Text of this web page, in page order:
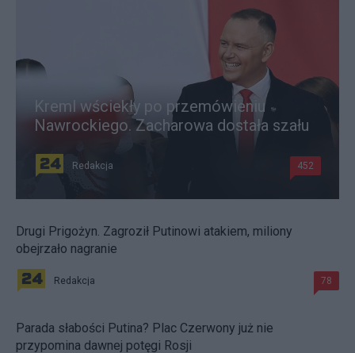
Kreml wściekły po przemówieniu
Nawrockiego. Zacharowa dostała szału
Redakcja 452
Drugi Prigożyn. Zagroził Putinowi atakiem, miliony
obejrzało nagranie
Redakcja 78
Parada słabości Putina? Plac Czerwony już nie
przypomina dawnej potęgi Rosji